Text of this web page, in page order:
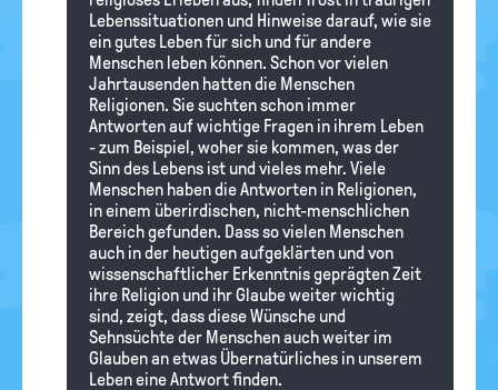
Lebenssituationen und Hinweise darauf, wie sie
ein gutes Leben für sich und für andere
Menschen leben können. Schon vor vielen
Jahrtausenden hatten die Menschen
Religionen. Sie suchten schon immer
Antworten auf wichtige Fragen in ihrem Leben
- zum Beispiel, woher sie kommen, was der
Sinn des Lebens ist und vieles mehr. Viele
Menschen haben die Antworten in Religionen,
in einem überirdischen, nicht-menschlichen
Bereich gefunden. Dass so vielen Menschen
auch in der heutigen aufgeklärten und von
wissenschaftlicher Erkenntnis geprägten Zeit
ihre Religion und ihr Glaube weiter wichtig
sind, zeigt, dass diese Wünsche und
Sehnsüchte der Menschen auch weiter im
Glauben an etwas Übernatürliches in unserem
Leben eine Antwort finden.